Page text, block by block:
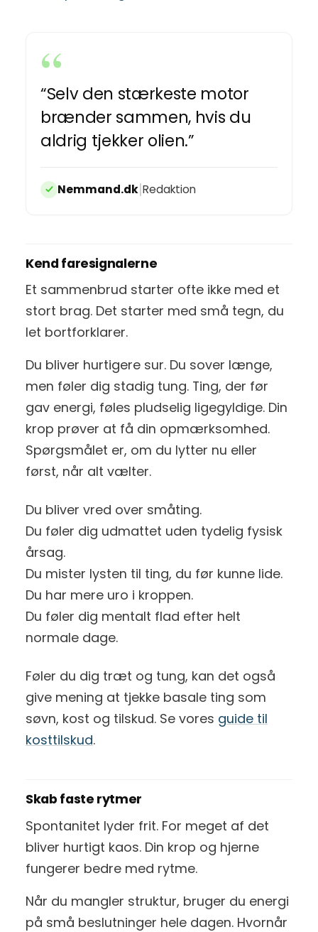
“Selv den stærkeste motor
brænder sammen, hvis du
aldrig tjekker olien.”
Nemmand.dk|Redaktion
Kend faresignalerne
Et sammenbrud starter ofte ikke med et
stort brag. Det starter med små tegn, du
let bortforklarer.
Du bliver hurtigere sur. Du sover længe,
men føler dig stadig tung. Ting, der før
gav energi, føles pludselig ligegyldige. Din
krop prøver at få din opmærksomhed.
Spørgsmålet er, om du lytter nu eller
først, når alt vælter.
Du bliver vred over småting.
Du føler dig udmattet uden tydelig fysisk
årsag.
Du mister lysten til ting, du før kunne lide.
Du har mere uro i kroppen.
Du føler dig mentalt flad efter helt
normale dage.
Føler du dig træt og tung, kan det også
give mening at tjekke basale ting som
søvn, kost og tilskud. Se vores guide til
kosttilskud.
Skab faste rytmer
Spontanitet lyder frit. For meget af det
bliver hurtigt kaos. Din krop og hjerne
fungerer bedre med rytme.
Når du mangler struktur, bruger du energi
på små beslutninger hele dagen. Hvornår